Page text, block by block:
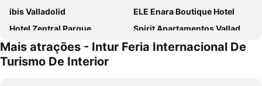
ibis Valladolid
ELE Enara Boutique Hotel
Hotel Zentral Parque
Spirit Apartamentos Valladolid Centro
Hotel Conde Ansúrez
Hotel Lasa Sport
Hotel Imperial
Mais atrações - Intur Feria Internacional De
Turismo De Interior